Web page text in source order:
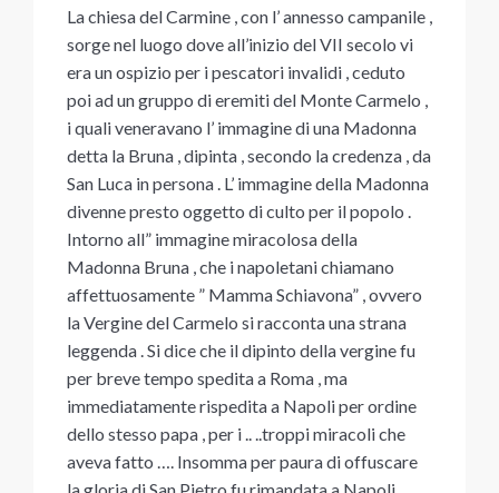
La chiesa del Carmine , con l’ annesso campanile ,
sorge nel luogo dove all’inizio del VII secolo vi
era un ospizio per i pescatori invalidi , ceduto
poi ad un gruppo di eremiti del Monte Carmelo ,
i quali veneravano l’ immagine di una Madonna
detta la Bruna , dipinta , secondo la credenza , da
San Luca in persona . L’ immagine della Madonna
divenne presto oggetto di culto per il popolo .
Intorno all” immagine miracolosa della
Madonna Bruna , che i napoletani chiamano
affettuosamente ” Mamma Schiavona” , ovvero
la Vergine del Carmelo si racconta una strana
leggenda . Si dice che il dipinto della vergine fu
per breve tempo spedita a Roma , ma
immediatamente rispedita a Napoli per ordine
dello stesso papa , per i .. ..troppi miracoli che
aveva fatto …. Insomma per paura di offuscare
la gloria di San Pietro fu rimandata a Napoli .